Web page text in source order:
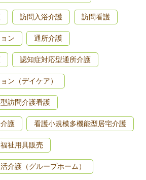
訪問入浴介護 訪問看護
ン 通所介護
認知症対応型通所介護
ン（デイケア）
訪問介護看護
護 看護小規模多機能型居宅介護
祉用具販売
介護（グループホーム）